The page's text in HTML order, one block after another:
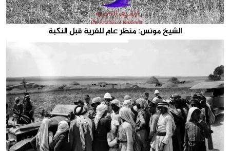
الشيخ مونس: منظر عام للقرية قبل النكبة